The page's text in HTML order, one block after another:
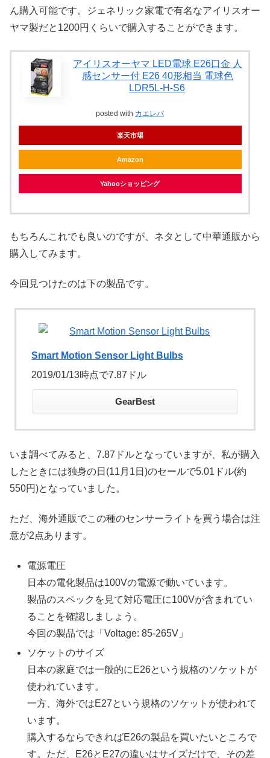
ん購入可能です。ジェネリック家電で有名なアイリスオー
ヤマ製だと1200円くらいで購入することができます。
アイリスオーヤマ LED電球 E26口金 人
感センサー付 E26 40形相当 電球色
LDR5L-H-S6
posted with カエレバ
楽天市場
Amazon
Yahooショッピング
もちろんこれでも良いのですが、ネタとして中華通販から
購入してみます。
今回見つけたのは下の製品です。
Smart Motion Sensor Light Bulbs
2019/01/13時点で7.87ドル
GearBest
いま調べてみると、7.87ドルとなっていますが、私が購入
したときには独身の日(11月1日)のセールで5.01ドル(約
550円)となっていました。
ただ、海外通販でこの種のセンサーライトを買う場合は注
意が2点あります。
電源電圧
日本の電化製品は100Vの電源で動いています。
製品のスペックを見て対応電圧に100Vが含まれてい
ることを確認しましょう。
今回の製品では「Voltage: 85-265V」
ソケットのサイズ
日本の家庭では一般的にE26という規格のソケットが
使われています。
一方、海外ではE27という規格のソケットが使われて
います。
購入するならできればE26の製品を買いたいところで
す。ただ、E26とE27の違いはサイズだけで、その差